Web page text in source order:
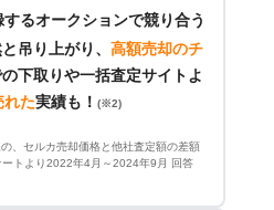
するオークションで競り合う
吊り上がり、 高額売却のチ
下取りや一括査定サイトよ
れた実績も！ (※2)
、セルカ売却価格と他社査定額の差額
トより2022年4月～2024年9月 回答